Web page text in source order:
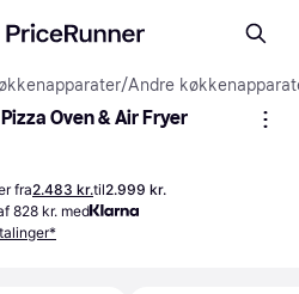
/Andre
Oven & Air Fryer
fra2.483 kr.til2.999 kr.
828 kr. med